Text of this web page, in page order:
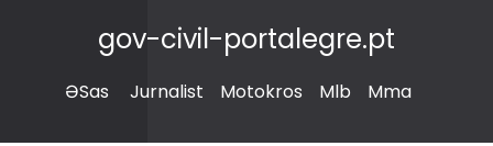
gov-civil-portalegre.pt
ƏSas Jurnalist Motokros Mlb Mma